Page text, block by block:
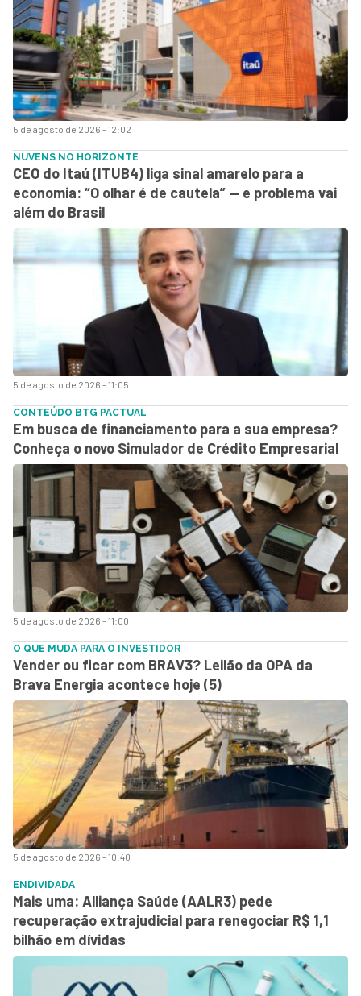
5 de agosto de 2026 - 12:02
5 de agosto de 2026 - 11:05
NUVENS NO HORIZONTE
CEO do Itaú (ITUB4) liga sinal amarelo para a
economia: “O olhar é de cautela” — e problema vai
além do Brasil
5 de agosto de 2026 - 11:00
CONTEÚDO BTG PACTUAL
Em busca de financiamento para a sua empresa?
Conheça o novo Simulador de Crédito Empresarial
5 de agosto de 2026 - 10:40
O QUE MUDA PARA O INVESTIDOR
Vender ou ficar com BRAV3? Leilão da OPA da
Brava Energia acontece hoje (5)
ENDIVIDADA
Mais uma: Alliança Saúde (AALR3) pede
recuperação extrajudicial para renegociar R$ 1,1
bilhão em dívidas